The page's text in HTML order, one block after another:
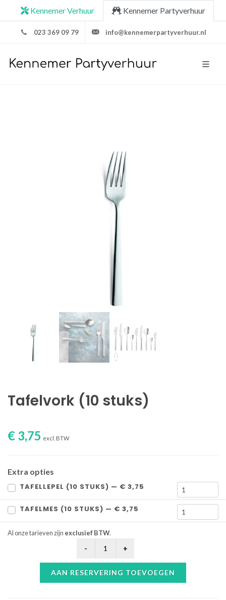
Kennemer Verhuur Kennemer Partyverhuur
023 369 09 79 info@kennemerpartyverhuur.nl
Tafelvork (10 stuks)
€ 3,75 excl. BTW
Extra opties
TAFELLEPEL (10 STUKS) — € 3,75
TAFELMES (10 STUKS) — € 3,75
Al onze tarieven zijn exclusief BTW.
AAN RESERVERING TOEVOEGEN